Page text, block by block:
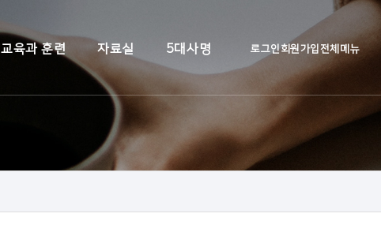
교육과 훈련 자료실 5대사명 로그인회원가입 전체메뉴